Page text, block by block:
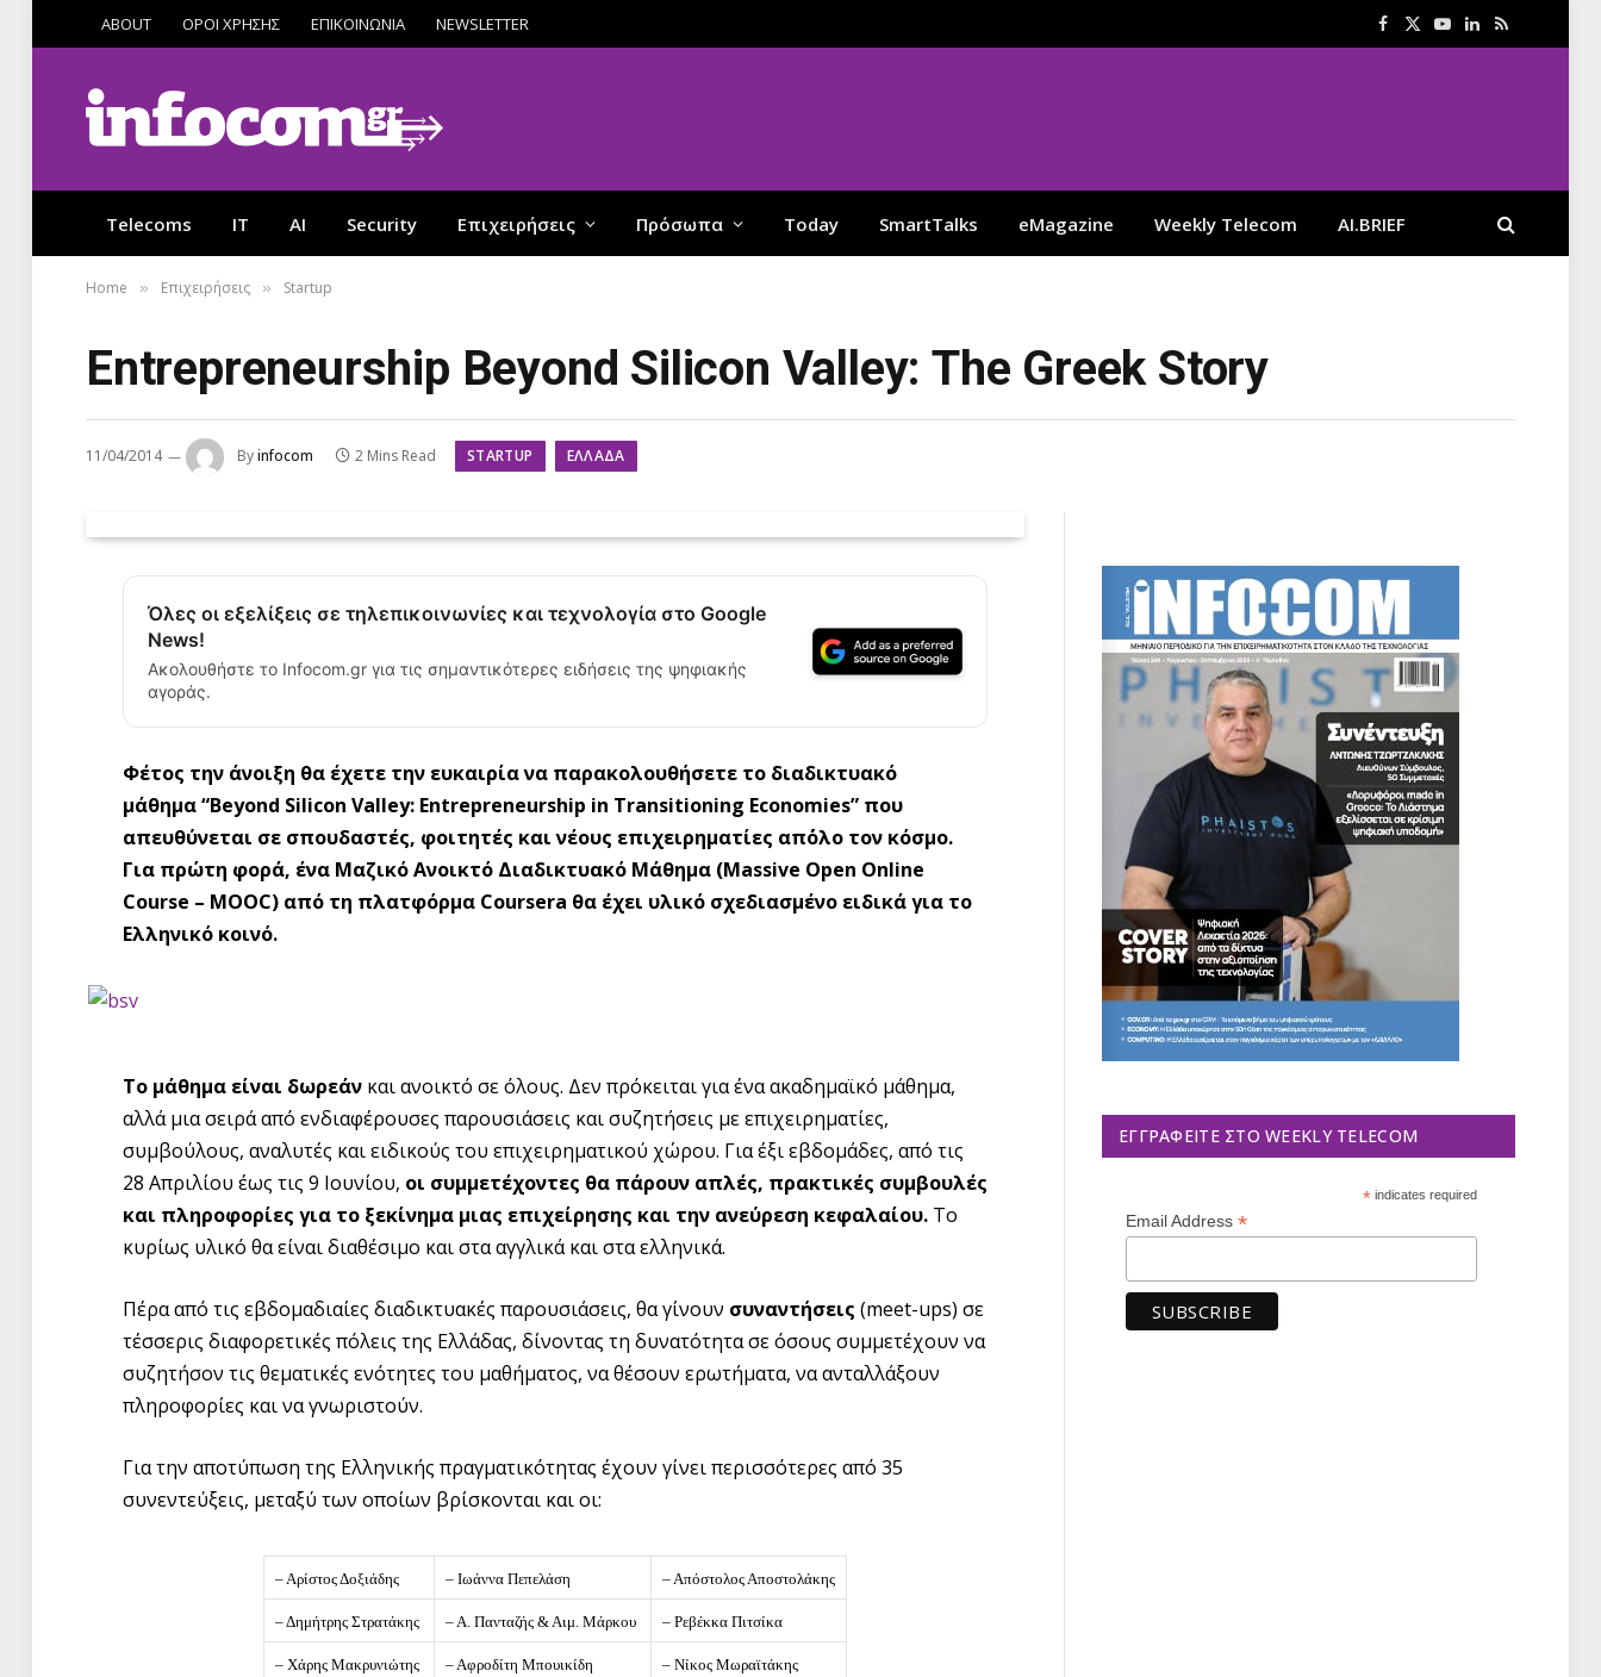
ABOUT ΟΡΟΙ ΧΡΗΣΗΣ ΕΠΙΚΟΙΝΩΝΙΑ NEWSLETTER Facebook
X
YouTube
LinkedIn
RSS
Telecoms IT AI Security Επιχειρήσεις Πρόσωπα Today SmartTalks eMagazine Weekly Telecom AI.BRIEF
Home » Επιχειρήσεις » Startup
Entrepreneurship Beyond Silicon Valley: The Greek Story
11/04/2014 Byinfocom 2 Mins Read STARTUP ΕΛΛΆΔΑ
Όλες οι εξελίξεις σε τηλεπικοινωνίες και τεχνολογία στο Google
News!
Ακολουθήστε το Infocom.gr για τις σημαντικότερες ειδήσεις της ψηφιακής
αγοράς.
Φέτος την άνοιξη θα έχετε την ευκαιρία να παρακολουθήσετε το διαδικτυακό
μάθημα “Beyond Silicon Valley: Entrepreneurship in Transitioning Economies” που
απευθύνεται σε σπουδαστές, φοιτητές και νέους επιχειρηματίες απ΄όλο τον κόσμο.
Για πρώτη φορά, ένα Μαζικό Ανοικτό Διαδικτυακό Μάθημα (Massive Open Online
Course – MOOC) από τη πλατφόρμα Coursera θα έχει υλικό σχεδιασμένο ειδικά για το
Ελληνικό κοινό.
Το μάθημα είναι δωρεάν και ανοικτό σε όλους. Δεν πρόκειται για ένα ακαδημαϊκό μάθημα,
αλλά μια σειρά από ενδιαφέρουσες παρουσιάσεις και συζητήσεις με επιχειρηματίες,
συμβούλους, αναλυτές και ειδικούς του επιχειρηματικού χώρου. Για έξι εβδομάδες, από τις
28 Απριλίου έως τις 9 Ιουνίου, οι συμμετέχοντες θα πάρουν απλές, πρακτικές συμβουλές
και πληροφορίες για το ξεκίνημα μιας επιχείρησης και την ανεύρεση κεφαλαίου. Το
κυρίως υλικό θα είναι διαθέσιμο και στα αγγλικά και στα ελληνικά.
Πέρα από τις εβδομαδιαίες διαδικτυακές παρουσιάσεις, θα γίνουν συναντήσεις (meet-ups) σε
τέσσερις διαφορετικές πόλεις της Ελλάδας, δίνοντας τη δυνατότητα σε όσους συμμετέχουν να
συζητήσον τις θεματικές ενότητες του μαθήματος, να θέσουν ερωτήματα, να ανταλλάξουν
πληροφορίες και να γνωριστούν.
Για την αποτύπωση της Ελληνικής πραγματικότητας έχουν γίνει περισσότερες από 35
συνεντεύξεις, μεταξύ των οποίων βρίσκονται και οι:
– Αρίστος Δοξιάδης – Ιωάννα Πεπελάση – Απόστολος Αποστολάκης
– Δημήτρης Στρατάκης – Α. Πανταζής & Αιμ. Μάρκου – Ρεβέκκα Πιτσίκα
– Χάρης Μακρυνιώτης – Αφροδίτη Μπουικίδη – Νίκος Μωραϊτάκης
ΕΓΓΡΑΦΕΊΤΕ ΣΤΟ WEEKLY TELECOM
*indicates required
Email Address *